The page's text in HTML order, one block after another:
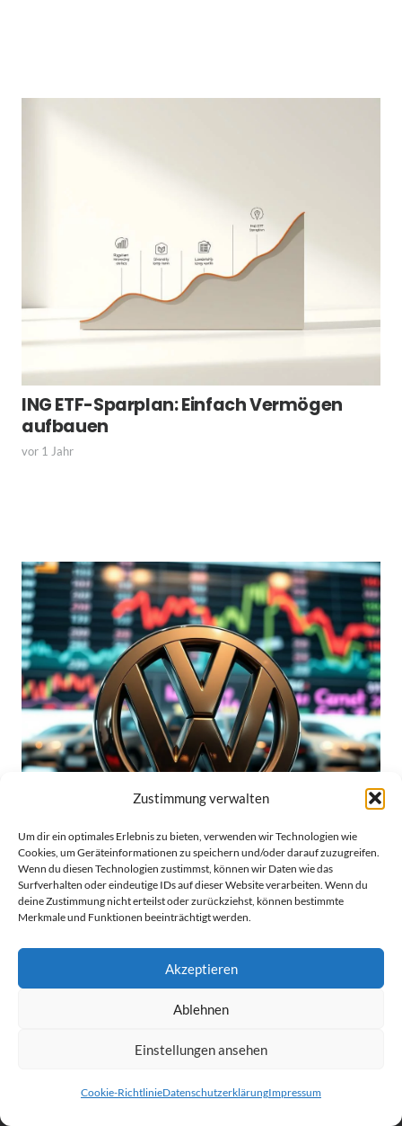
Zustimmung verwalten
Um dir ein optimales Erlebnis zu bieten, verwenden wir Technologien wie
Cookies, um Geräteinformationen zu speichern und/oder darauf zuzugreifen.
Wenn du diesen Technologien zustimmst, können wir Daten wie das
Surfverhalten oder eindeutige IDs auf dieser Website verarbeiten. Wenn du
deine Zustimmung nicht erteilst oder zurückziehst, können bestimmte
Merkmale und Funktionen beeinträchtigt werden.
Akzeptieren
Ablehnen
Einstellungen ansehen
Cookie-RichtlinieDatenschutzerklärungImpressum
ING ETF-Sparplan: Einfach Vermögen
aufbauen
vor 1 Jahr
Lohnt es sich VW Aktien zu kaufen?
Investitionstipps
vor 1 Jahr